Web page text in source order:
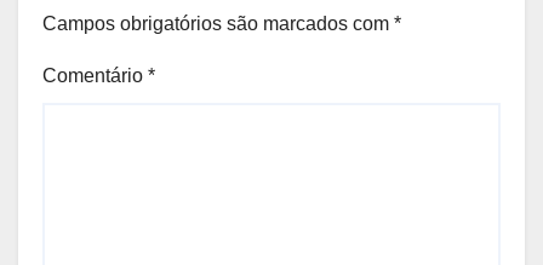
Campos obrigatórios são marcados com *
Comentário *